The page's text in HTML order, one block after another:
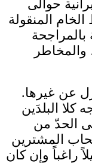
حوالى
الخام المنقولة
والمخاطر
عن غيرها.
كلا البلدَين
الحدّ من
المشترين
راغباً وإن كان